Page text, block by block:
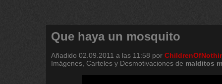
Que haya un mosquito
Añadido 02.09.2011 a las 11:58 por
Imágenes, Carteles y Desmotivaciones de malditos